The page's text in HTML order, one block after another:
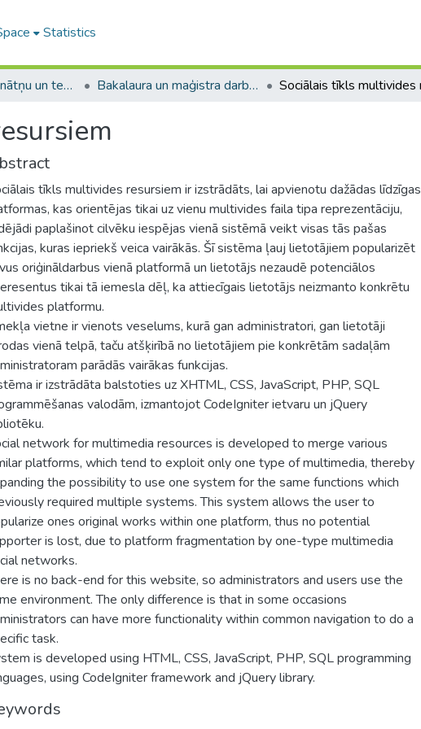
Statistics
A -- Eksakto zinātņu un tehnoloģiju fakultāte / Faculty of Science and Technology Bakalaura un maģistra darbi (EZTF) / Bachelor's and Master's theses
tīkls multivides resursiem ir izstrādāts, lai apvienotu dažādas līdzīgas
kas orientējas tikai uz vienu multivides faila tipa reprezentāciju,
paplašinot cilvēku iespējas vienā sistēmā veikt visas tās pašas
kuras iepriekš veica vairākās. Šī sistēma ļauj lietotājiem popularizēt
oriģināldarbus vienā platformā un lietotājs nezaudē potenciālos
tikai tā iemesla dēļ, ka attiecīgais lietotājs neizmanto konkrētu
platformu.
vietne ir vienots veselums, kurā gan administratori, gan lietotāji
vienā telpā, taču atšķirībā no lietotājiem pie konkrētām sadaļām
parādās vairākas funkcijas.
ir izstrādāta balstoties uz XHTML, CSS, JavaScript, PHP, SQL
valodām, izmantojot CodeIgniter ietvaru un jQuery
network for multimedia resources is developed to merge various
platforms, which tend to exploit only one type of multimedia, thereby
the possibility to use one system for the same functions which
required multiple systems. This system allows the user to
ones original works within one platform, thus no potential
is lost, due to platform fragmentation by one-type multimedia
networks.
is no back-end for this website, so administrators and users use the
environment. The only difference is that in some occasions
can have more functionality within common navigation to do a
task.
is developed using HTML, CSS, JavaScript, PHP, SQL programming
using CodeIgniter framework and jQuery library.